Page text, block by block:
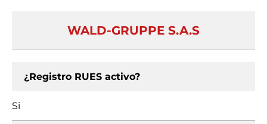
WALD-GRUPPE S.A.S
¿Registro RUES activo?
Si